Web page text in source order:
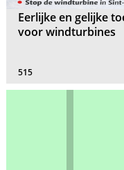
Eerlijke en gelijke
voor windturbines
515